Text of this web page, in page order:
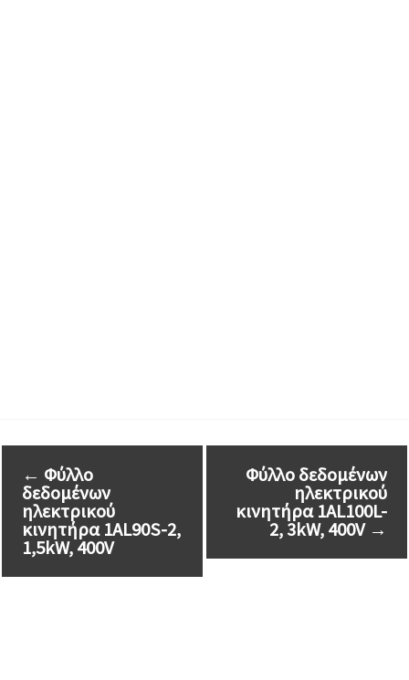
← Φύλλο
δεδομένων
ηλεκτρικού
κινητήρα 1AL90S-2,
1,5kW, 400V
Φύλλο δεδομένων
ηλεκτρικού
κινητήρα 1AL100L-
2, 3kW, 400V →